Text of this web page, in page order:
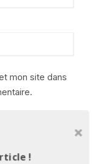
mon site dans
!